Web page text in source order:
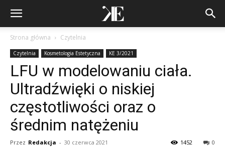
Strona główna Czytelnia
Czytelnia Kosmetologia Estetyczna KE 3/2021
LFU w modelowaniu ciała.
Ultradźwięki o niskiej
częstotliwości oraz o
średnim natężeniu
Przez Redakcja - 30 czerwca 2021 0
1452